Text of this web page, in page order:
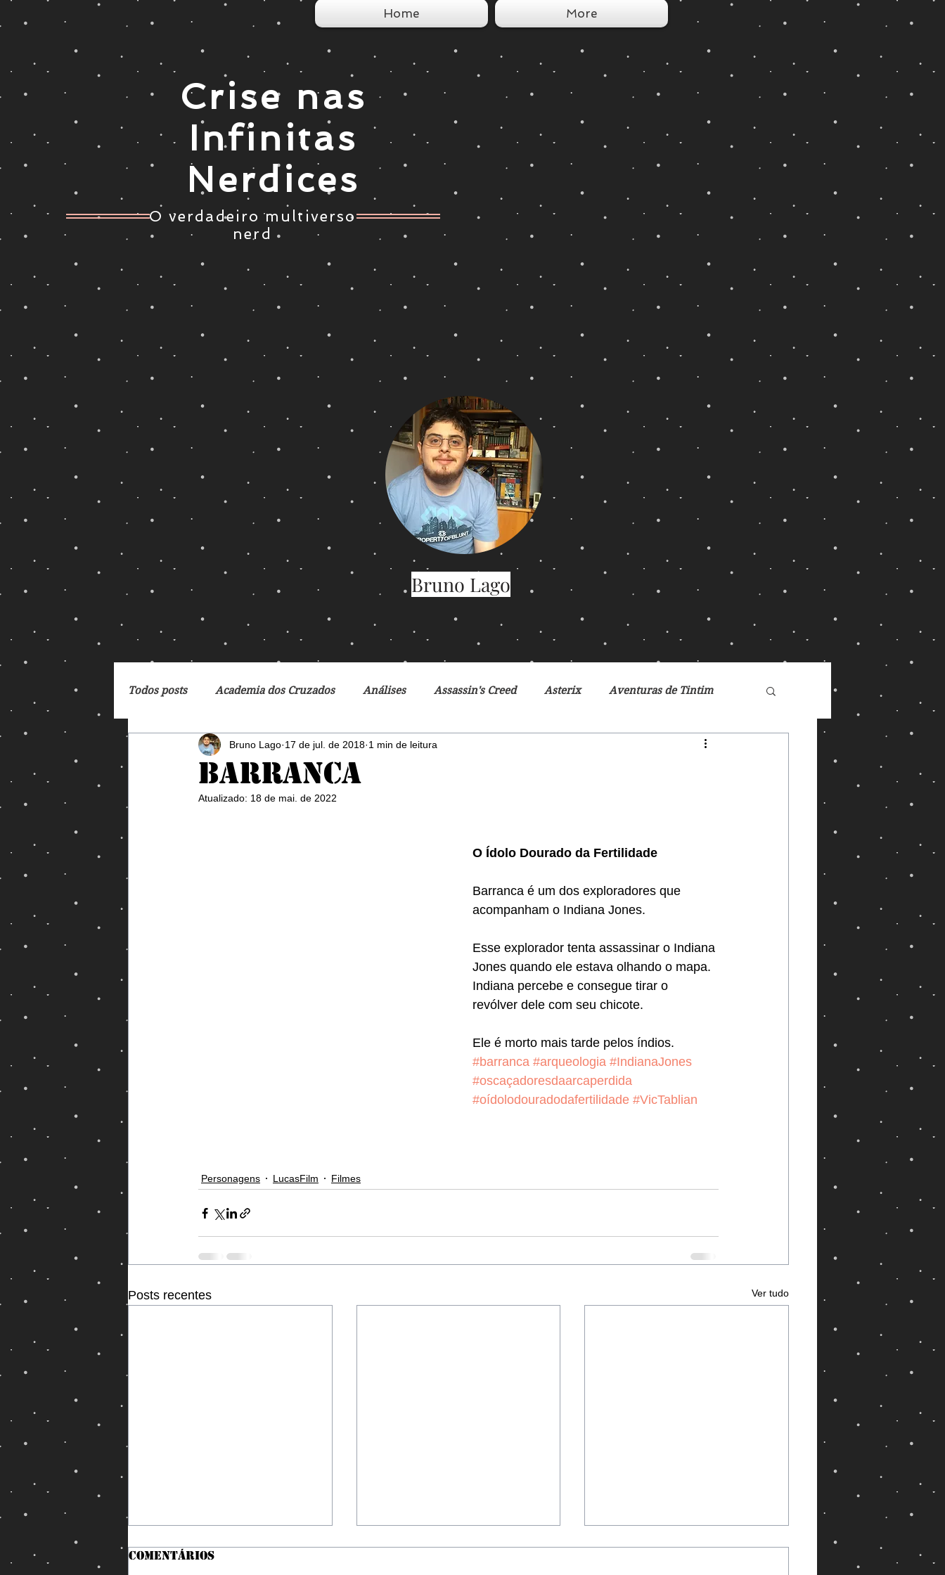
Home More
Crise nas
Infinitas
Nerdices
O verdadeiro multiverso
nerd
Todos posts Academia dos Cruzados Análises Assassin's Creed Asterix Aventuras de Tintim
Breaking Bad Cartoon Ciclo da Herança Crônicas de Gelo e Fogo
DC Comics De Volta para o Futuro
Fox Fronteiras do Universo Games
Jogos Vorazes Livros LucasFilm
Barranca
Bruno Lago 17 de jul. de 2018 1 min de leitura
Atualizado: 18 de mai. de 2022
O Ídolo Dourado da Fertilidade
Barranca é um dos exploradores que
acompanham o Indiana Jones.
Esse explorador tenta assassinar o Indiana
Jones quando ele estava olhando o mapa.
Indiana percebe e consegue tirar o
revólver dele com seu chicote.
Ele é morto mais tarde pelos índios.
#barranca #arqueologia #IndianaJones
#oscaçadoresdaarcaperdida
#oídolodouradodafertilidade #VicTablian
Personagens LucasFilm Filmes
Posts recentes Ver tudo
Comentários
Bruno Lago